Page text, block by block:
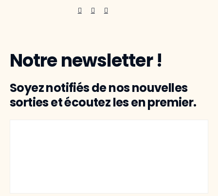
Notre newsletter !
Soyez notifiés de nos nouvelles
sorties et écoutez les en premier.